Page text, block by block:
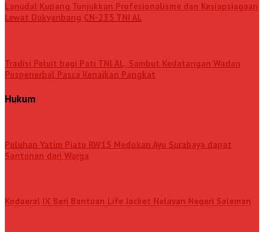
Lanudal Kupang Tunjukkan Profesionalisme dan Kesiapsiagaan
Lewat Dukyanbang CN-235 TNI AL
Tradisi Peluit bagi Pati TNl AL, Sambut Kedatangan Wadan
Puspenerbal Pasca Kenaikan Pangkat
Hukum
Puluhan Yatim Piatu RW15 Medokan Ayu Surabaya dapat
Santunan dari Warga
Kodaeral IX Beri Bantuan Life Jacket Nelayan Negeri Saleman